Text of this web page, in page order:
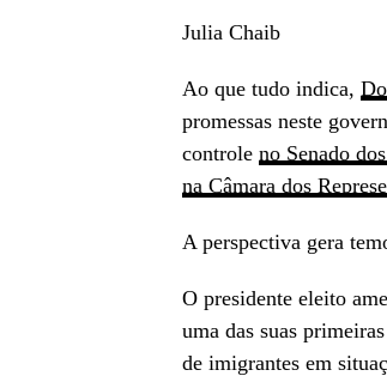
Julia Chaib
Ao que tudo indica,
promessas neste
controle no Senado
na Câmara dos
A perspectiva gera
O presidente eleito
uma das suas
de imigrantes em